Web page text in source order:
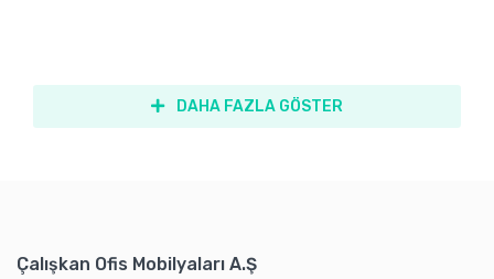
DAHA FAZLA GÖSTER
Çalışkan Ofis Mobilyaları A.Ş